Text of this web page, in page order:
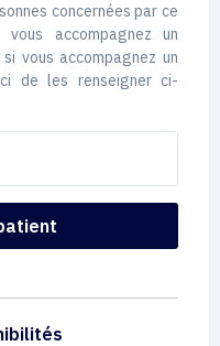
concernées par ce
accompagnez un
vous accompagnez un
de les renseigner ci-